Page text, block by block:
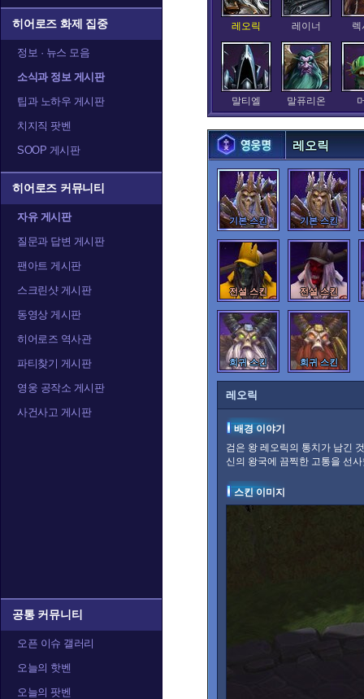
히어로즈 화제 집중
정보 · 뉴스 모음
소식과 정보 게시판
팁과 노하우 게시판
치지직 팟벤
SOOP 게시판
히어로즈 커뮤니티
자유 게시판
질문과 답변 게시판
팬아트 게시판
스크린샷 게시판
동영상 게시판
히어로즈 역사관
파티찾기 게시판
영웅 공작소 게시판
사건사고 게시판
공통 커뮤니티
오픈 이슈 갤러리
오늘의 핫벤
오늘의 팟벤
레오릭 레이너 렉
말티엘 말퓨리온
발라 발리라
아나 아눕아락 아르
알렉스트라자 오르피아
정예타우렌
레오릭
기본 스킨 기본 스킨
전설 스킨 전설 스킨
희귀 스킨 희귀 스킨
레오릭
배경 이야기
검은 왕 레오릭의 통치가 남긴
신의 왕국에 끔찍한 고통을 선
스킨 이미지